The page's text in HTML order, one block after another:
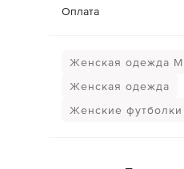
Оплата
Женская одежда
Женская одежда
Женские футболки